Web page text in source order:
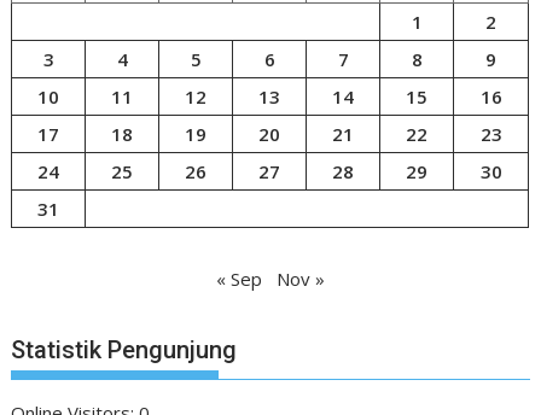
1
2
3
4 5 6 7 8
9
10
11 12 13 14 15
16
17
18 19 20 21 22
23
24
25 26 27 28 29
30
31
« Sep Nov »
Statistik Pengunjung